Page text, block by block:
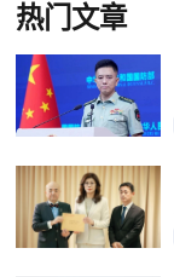
热门文章